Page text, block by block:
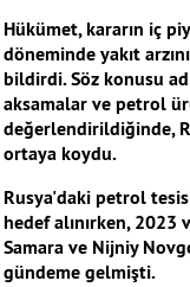
Hükümet, kararın iç
döneminde yakıt
bildirdi. Söz konusu
aksamalar ve petrol
değerlendirildiğinde,
ortaya koydu.
Rusya'daki petrol
hedef alınırken, 2023
Samara ve Nijniy
gündeme gelmişti.